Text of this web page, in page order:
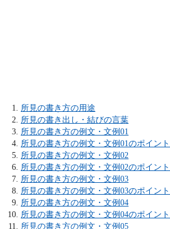
所見の書き方の用途
所見の書き出し・結びの言葉
所見の書き方の例文・文例01
所見の書き方の例文・文例01のポイン
所見の書き方の例文・文例02
所見の書き方の例文・文例02のポイン
所見の書き方の例文・文例03
所見の書き方の例文・文例03のポイン
所見の書き方の例文・文例04
所見の書き方の例文・文例04のポイン
所見の書き方の例文・文例05